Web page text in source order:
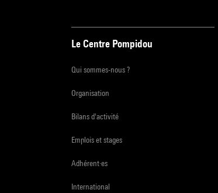
Le Centre Pompidou
Qui sommes-nous ?
Organisation
Bilans d'activité
Emplois et stages
Adhérent·es
International